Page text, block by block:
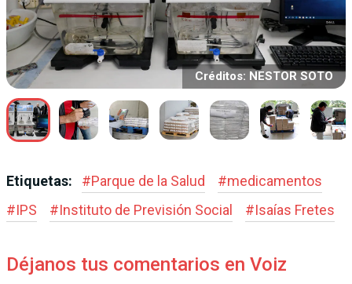
Créditos: NESTOR SOTO
Etiquetas: #Parque de la Salud #medicamentos
#IPS #Instituto de Previsión Social #Isaías Fretes
Déjanos tus comentarios en Voiz